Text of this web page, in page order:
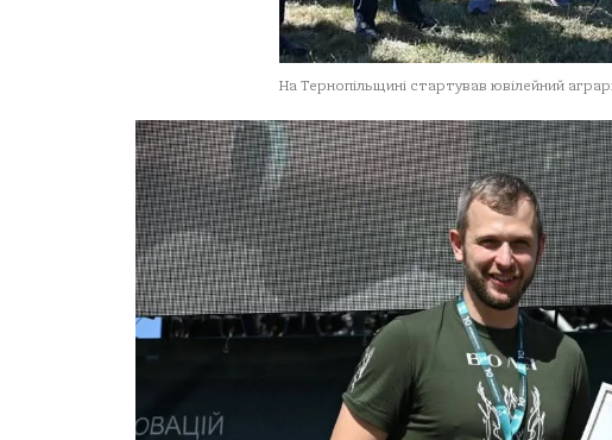
На Тернопільщині стартував ювілейний